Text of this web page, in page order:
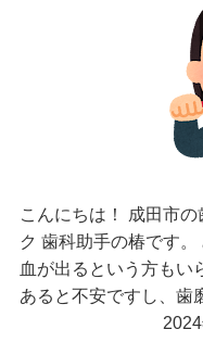
こんにちは！ 成田市
ク 歯科助手の椿です
血が出るという方もい
あると不安ですし、歯